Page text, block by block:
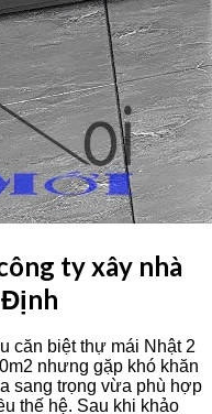
ty xây nhà
căn biệt thự mái Nhật 2
nhưng gặp khó khăn
sang trọng vừa phù hợp
thế hệ. Sau khi khảo